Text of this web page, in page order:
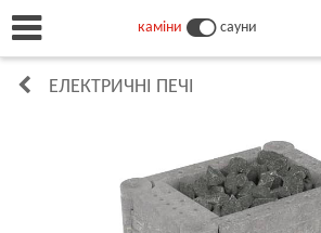
каміни сауни
ЕЛЕКТРИЧНІ ПЕЧІ